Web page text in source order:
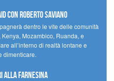
con Roberto Saviano
dentro le vite delle comunità
Mozambico, Ruanda, e
all’interno di realtà lontane e
dimenticare.
alla Farnesina